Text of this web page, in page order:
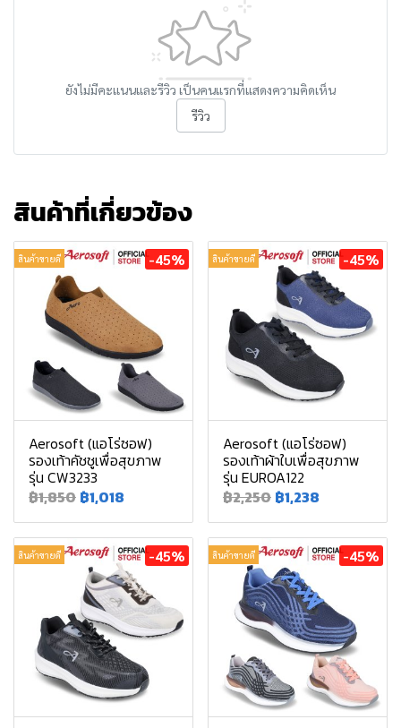
ยังไม่มีคะแนนและรีวิว เป็นคนแรกที่แสดงความคิดเห็น
รีวิว
สินค้าที่เกี่ยวข้อง
สินค้าขายดี -45%
Aerosoft (แอโร่ซอฟ)
รองเท้าคัชชูเพื่อสุขภาพ
รุ่น CW3233
฿1,850 ฿1,018
สินค้าขายดี -45%
Aerosoft (แอโร่ซอฟ)
รองเท้าผ้าใบเพื่อสุขภาพ
รุ่น EUROA122
฿2,250 ฿1,238
สินค้าขายดี -45% สินค้าขายดี -45%